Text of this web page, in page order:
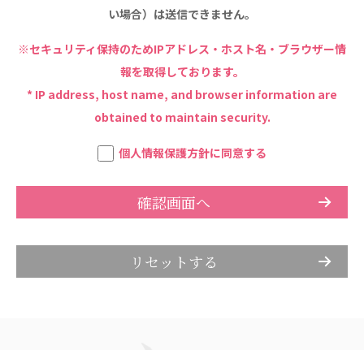
Medicare Lead Japan
株式会社日本医科学研究所
特定非営利活動法人共生フォーラム
一般社団法人フードラボジャパン
特定非営利活動法人日本医療福祉機構
株式会社アメックファーマシー
株式会社エネクト 株式会社 G.com R＆M
海外
い場合）は送信できません。
※セキュリティ保持のためIPアドレス・ホスト名・ブラウザー情
報を取得しております。
* IP address, host name, and browser information are
obtained to maintain security.
個人情報保護方針に同意する